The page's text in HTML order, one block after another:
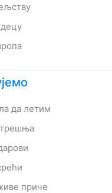
да летим
трешња
приче